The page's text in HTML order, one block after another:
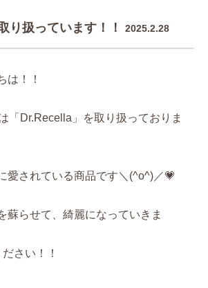
り扱っています！！ 2025.2.28
は！！
「Dr.Recella」を取り扱っておりま
愛されている商品です＼(^o^)／💗
蘇らせて、綺麗になっていきま
さい！！